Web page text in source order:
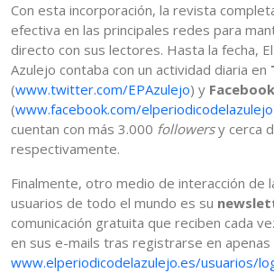
Con esta incorporación, la revista
efectiva en las principales redes para
directo con sus lectores. Hasta la fecha,
Azulejo contaba con un actividad diaria en
(www.twitter.com/EPAzulejo) y Facebook
(www.facebook.com/elperiodicodelazulejo
cuentan con más 3.000 followersy cerca
respectivamente.
Finalmente, otro medio de interacción de
usuarios de todo el mundo es su
comunicación gratuita que reciben cada
en sus e-mails tras registrarse en apenas
www.elperiodicodelazulejo.es/usuarios/